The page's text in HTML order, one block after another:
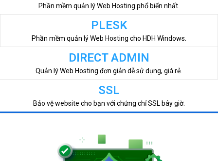
Phần mềm quản lý Web Hosting phổ biến nhất.
PLESK
Phần mềm quản lý Web Hosting cho HDH Windows.
DIRECT ADMIN
Quản lý Web Hosting đơn giản dễ sử dụng, giá rẻ.
SSL
Bảo vệ website cho bạn với chứng chỉ SSL bây giờ.